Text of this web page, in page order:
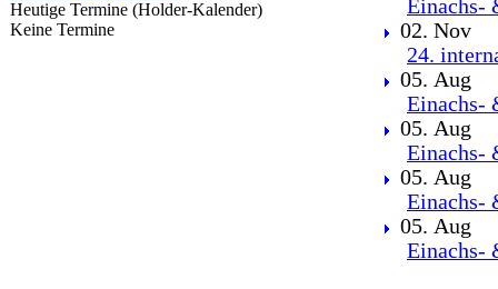
Heutige Termine (Holder-Kalender)
Keine Termine
Einachs-
02. Nov
24.
05. Aug
Einachs-
05. Aug
Einachs-
05. Aug
Einachs-
05. Aug
Einachs-